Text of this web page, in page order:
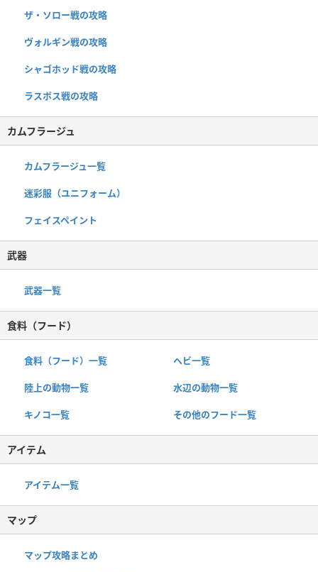
ザ・ソロー戦の攻略
ヴォルギン戦の攻略
シャゴホッド戦の攻略
ラスボス戦の攻略
カムフラージュ
カムフラージュ一覧
迷彩服（ユニフォーム）
フェイスペイント
武器
武器一覧
食料（フード）
食料（フード）一覧 ヘビ一覧
陸上の動物一覧 水辺の動物一覧
キノコ一覧 その他のフード一覧
アイテム
アイテム一覧
マップ
マップ攻略まとめ